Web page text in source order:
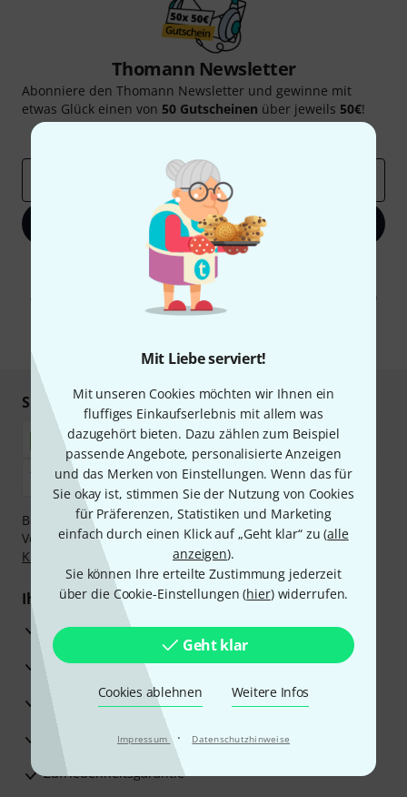
Mit Liebe serviert!
Mit unseren Cookies möchten wir Ihnen ein
fluffiges Einkaufserlebnis mit allem was
dazugehört bieten. Dazu zählen zum Beispiel
passende Angebote, personalisierte Anzeigen
und das Merken von Einstellungen. Wenn das für
Sie okay ist, stimmen Sie der Nutzung von Cookies
für Präferenzen, Statistiken und Marketing
einfach durch einen Klick auf „Geht klar“ zu (alle
anzeigen).
Sie können Ihre erteilte Zustimmung jederzeit
über die Cookie-Einstellungen (hier) widerrufen.
Geht klar
Cookies ablehnen Weitere Infos
Impressum · Datenschutzhinweise
Thomann Newsletter
Abonniere den Thomann Newsletter und gewinne mit
etwas Glück einen von 50 Gutscheinen über jeweils 50€!
Thomann Insights
Jetzt anmelden
Mit Klick auf „Jetzt anmelden“ stimmen Sie dem Erhalt von E-Mail-
Werbung und einer Messung des E-Mail-Nutzungsverhaltens zu. Die
Abmeldung ist jederzeit möglich. Weitere Informationen finden Sie in
unserenDatenschutzhinweisen
Sicher einkaufen & bezahlen
Bezahlen Sie vertraulich und sicher per Nachnahme,
Vorkasse, PayPal, Amazon Pay,Klarna Sofort bezahlen
Klarna Ratenzahlung
oder Kreditkarte.
Ihre Vorteile
3 Jahre Thomann Garantie
30 Tage Money-Back-Garantie
Reparaturservice
Beratung durch Fachexperten
Zufriedenheitsgarantie